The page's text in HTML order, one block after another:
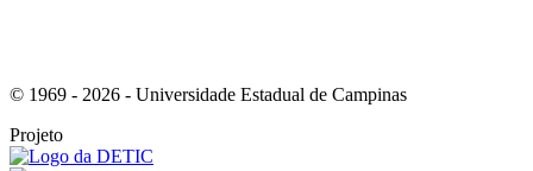
© 1969 - 2026 - Universidade Estadual de Campinas
Projeto